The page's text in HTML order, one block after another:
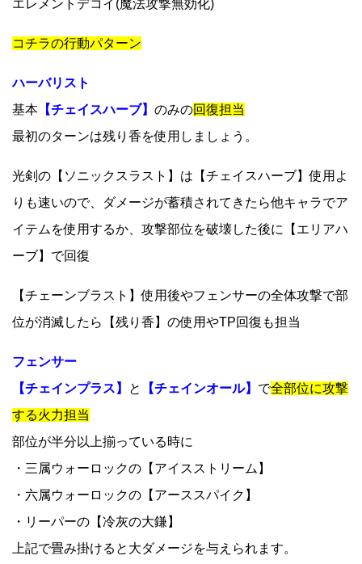
エレメントデコイ(魔法攻撃無効化)
コチラの行動パターン
ハーバリスト
基本 【チェイスハーブ】 のみの回復担当
最初のターンは残り香を使用しましょう。
光剣の【ソニックスラスト】は【チェイスハーブ】使用よ
りも速いので、ダメージが蓄積されてきたら他キャラでア
イテムを使用するか、攻撃部位を破壊した後に【エリアハ
ーブ】で回復
【チェーンブラスト】使用後やフェンサーの全体攻撃で部
位が消滅したら【残り香】の使用やTP回復も担当
フェンサー
【チェインプラス】
と 【チェインオール】 で全部位に攻撃
する火力担当
部位が半分以上揃っている時に
・三属ウォーロックの【アイスストリーム】
・六属ウォーロックの【アーススパイク】
・リーパーの【冷灰の大鎌】
上記で畳み掛けると大ダメージを与えられます。